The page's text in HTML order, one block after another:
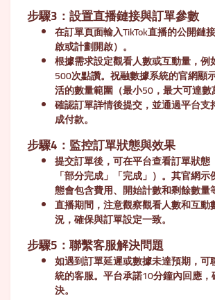
步驟3：設置直播鏈接與訂單參數
在訂單頁面輸入TikTok直播的公開鏈
啟或計劃開啟）。
根據需求設定觀看人數或互動量，
500次點讚。祝融數據系統的官網顯
活的數量範圍（最小50，最大可達數
確認訂單詳情後提交，並通過平台支
成付款。
步驟4：監控訂單狀態與效果
提交訂單後，可在平台查看訂單狀態
「部分完成」「完成」）。其官網
態會包含費用、開始計數和剩餘數量
直播期間，注意觀察觀看人數和互動
況，確保與訂單設定一致。
步驟5：聯繫客服解決問題
如遇到訂單延遲或數據未達預期，可
統的客服。平台承諾10分鐘內回應
決。